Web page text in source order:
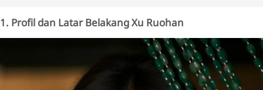
1. Profil dan Latar Belakang Xu Ruohan